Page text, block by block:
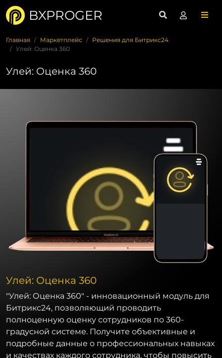
BXPROGER
Главная Маркетплейс
Решения для Битрикс24
Улей: Оценка 360
Улей: Оценка 360
Улей: Оценка 360
"Улей: Оценка 360" - инновационный модуль для
Битрикс24, позволяющий проводить
полноценную оценку сотрудников по 360-
градусной системе. Получите объективные и
подробные данные о профессиональных навыках
и качествах каждого сотрудника, чтобы повысить